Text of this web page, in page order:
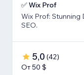
✅ Wix Prof
Wix Prof: Stunning
SEO.
5,0 (42)
От 50 $